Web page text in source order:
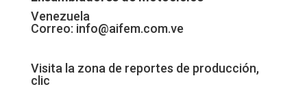
Venezuela
Correo: info@aifem.com.ve
Visita la zona de reportes de producción,
clic